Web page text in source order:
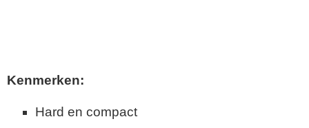
Kenmerken:
Hard en compact